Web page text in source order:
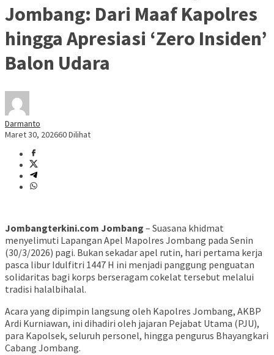
Jombang: Dari Maaf Kapolres
hingga Apresiasi ‘Zero Insiden’
Balon Udara
Darmanto
Maret 30, 202660 Dilihat
Jombangterkini.com Jombang – Suasana khidmat
menyelimuti Lapangan Apel Mapolres Jombang pada Senin
(30/3/2026) pagi. Bukan sekadar apel rutin, hari pertama kerja
pasca libur Idulfitri 1447 H ini menjadi panggung penguatan
solidaritas bagi korps berseragam cokelat tersebut melalui
tradisi halalbihalal.
​Acara yang dipimpin langsung oleh Kapolres Jombang, AKBP
Ardi Kurniawan, ini dihadiri oleh jajaran Pejabat Utama (PJU),
para Kapolsek, seluruh personel, hingga pengurus Bhayangkari
Cabang Jombang.